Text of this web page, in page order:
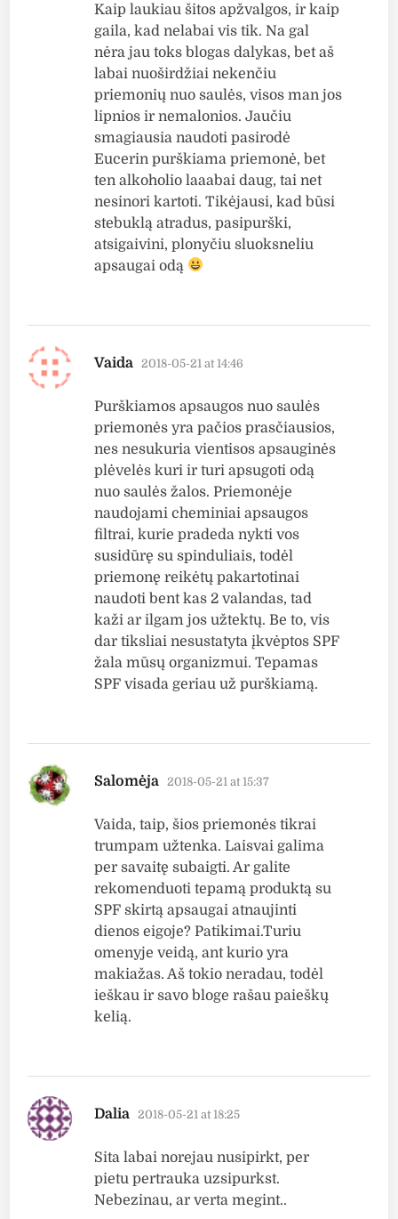
Kaip laukiau šitos apžvalgos, ir kaip
gaila, kad nelabai vis tik. Na gal
nėra jau toks blogas dalykas, bet aš
labai nuoširdžiai nekenčiu
priemonių nuo saulės, visos man jos
lipnios ir nemalonios. Jaučiu
smagiausia naudoti pasirodė
Eucerin purškiama priemonė, bet
ten alkoholio laaabai daug, tai net
nesinori kartoti. Tikėjausi, kad būsi
stebuklą atradus, pasipurški,
atsigaivini, plonyčiu sluoksneliu
apsaugai odą
Vaida says:
2018-05-21 at 14:46
Purškiamos apsaugos nuo saulės
priemonės yra pačios prasčiausios,
nes nesukuria vientisos apsauginės
plėvelės kuri ir turi apsugoti odą
nuo saulės žalos. Priemonėje
naudojami cheminiai apsaugos
filtrai, kurie pradeda nykti vos
susidūrę su spinduliais, todėl
priemonę reikėtų pakartotinai
naudoti bent kas 2 valandas, tad
kaži ar ilgam jos užtektų. Be to, vis
dar tiksliai nesustatyta įkvėptos SPF
žala mūsų organizmui. Tepamas
SPF visada geriau už purškiamą.
Salomėja says:
2018-05-21 at 15:37
Vaida, taip, šios priemonės tikrai
trumpam užtenka. Laisvai galima
per savaitę subaigti. Ar galite
rekomenduoti tepamą produktą su
SPF skirtą apsaugai atnaujinti
dienos eigoje? Patikimai.Turiu
omenyje veidą, ant kurio yra
makiažas. Aš tokio neradau, todėl
ieškau ir savo bloge rašau paieškų
kelią.
Dalia says:
2018-05-21 at 18:25
Sita labai norejau nusipirkt, per
pietu pertrauka uzsipurkst.
Nebezinau, ar verta megint..